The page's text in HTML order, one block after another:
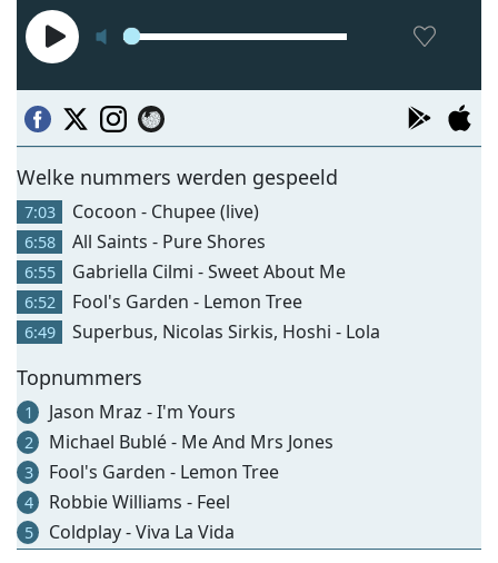
Welke nummers werden gespeeld
7:03 Cocoon - Chupee (live)
6:58 All Saints - Pure Shores
6:55 Gabriella Cilmi - Sweet About Me
6:52 Fool's Garden - Lemon Tree
6:49 Superbus, Nicolas Sirkis, Hoshi - Lola
Topnummers
1 Jason Mraz - I'm Yours
2 Michael Bublé - Me And Mrs Jones
3 Fool's Garden - Lemon Tree
4 Robbie Williams - Feel
5 Coldplay - Viva La Vida